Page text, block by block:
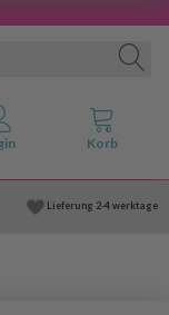
Lieferung 2-4 werktage